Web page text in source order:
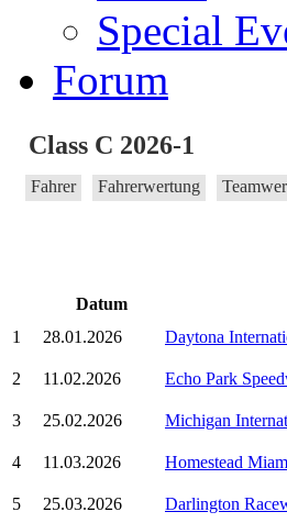
Special
Forum
Class C 2026-1
Fahrer Fahrerwertung
Datum
1
28.01.2026 Daytona
2 11.02.2026 Echo Park
3 25.02.2026 Michigan
4 11.03.2026 Homestead
5 25.03.2026 Darlington